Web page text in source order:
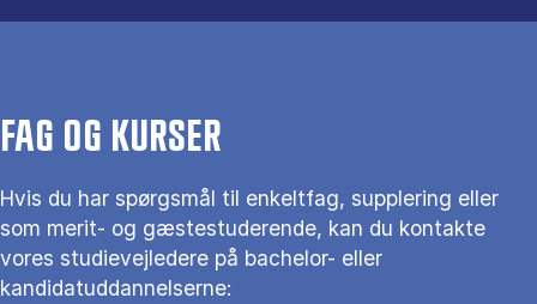
FAG OG KURSER
Hvis du har spørgsmål til enkeltfag, supplering eller
som merit- og gæstestuderende, kan du kontakte
vores studievejledere på bachelor- eller
kandidatuddannelserne: